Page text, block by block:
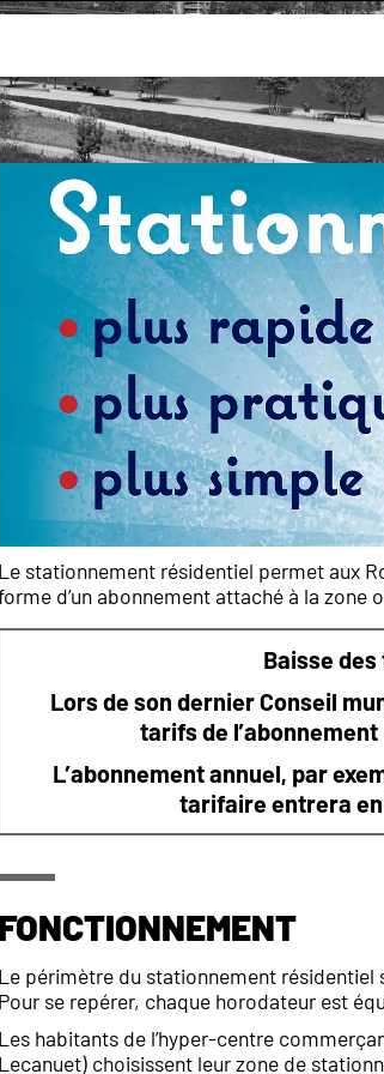
Le stationnement résidentiel permet aux
d’un abonnement attaché à la zone
Baisse
Lors de son dernier Conseil
tarifs de
L’abonnement annuel, par
tarifaire entrera en
Fonctionnement
Le périmètre du stationnement résidentiel
Pour se repérer, chaque horodateur est
Les habitants de l’hyper-centre
Lecanuet) choisissent leur zone de